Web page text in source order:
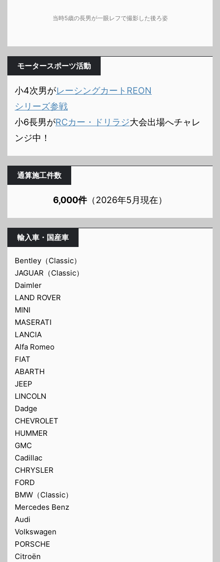
当時5歳の長男が一眼レフで撮影した後ろ姿
モータースポーツ活動
小4次男がレーシングカートREON
シリーズ参戦
小6長男がRCカー・ドリラジ大会出場へチャレ
ンジ中！
通算施工件数
6,000件（2026年5月現在）
輸入車・国産車
Bentley（Classic）
JAGUAR（Classic）
Daimler
LAND ROVER
MINI
MASERATI
LANCIA
Alfa Romeo
FIAT
ABARTH
JEEP
LINCOLN
Dadge
CHEVROLET
HUMMER
GMC
Cadillac
CHRYSLER
FORD
BMW（Classic）
Mercedes Benz
Audi
Volkswagen
PORSCHE
Citroën